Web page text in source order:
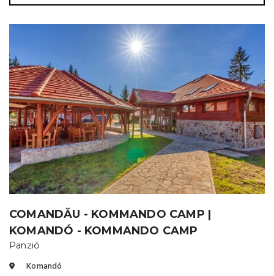
COMANDĂU - KOMMANDO CAMP |
KOMANDÓ - KOMMANDO CAMP
Panzió
Komandó